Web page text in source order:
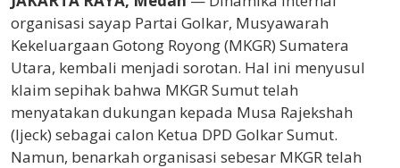
organisasi sayap Partai Golkar, Musyawarah
Kekeluargaan Gotong Royong (MKGR) Sumatera
Utara, kembali menjadi sorotan. Hal ini menyusul
klaim sepihak bahwa MKGR Sumut telah
menyatakan dukungan kepada Musa Rajekshah
(Ijeck) sebagai calon Ketua DPD Golkar Sumut.
Namun, benarkah organisasi sebesar MKGR telah